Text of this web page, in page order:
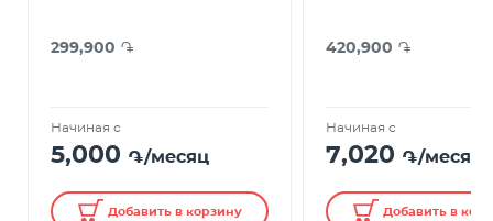
299,900 ֏
Начиная с
5,000 ֏/месяц
Добавить в корзину
420,900 ֏
Начиная с
7,020 ֏/месяц
Добавить в